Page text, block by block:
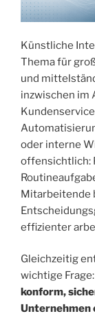
Künstliche
Thema für
und
inzwischen im
oder interne
offensichtlich:
Mitarbeitende
effizienter
Gleichzeitig
wichtige Frage:
konform,
Unternehmen